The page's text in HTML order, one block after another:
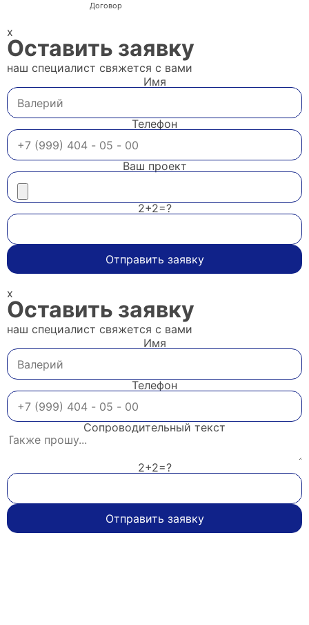
Договор
x
Оставить заявку
наш специалист свяжется с вами
Имя
Телефон
Ваш проект
2+2=?
Отправить заявку
x
Оставить заявку
наш специалист свяжется с вами
Имя
Телефон
Сопроводительный текст
2+2=?
Отправить заявку